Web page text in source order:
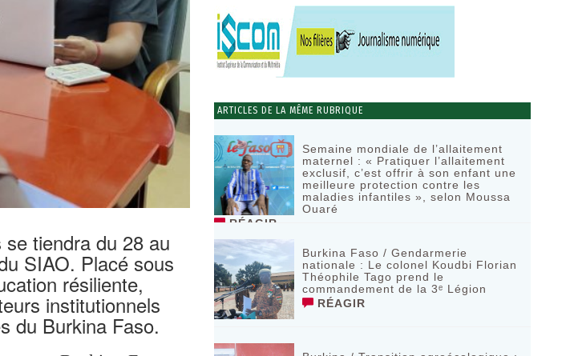
se tiendra du 28 au
SIAO. Placé sous
résiliente,
institutionnels
du Burkina Faso.
ARTICLES DE LA MÊME RUBRIQUE
Semaine mondiale de l’allaitement
maternel : « Pratiquer l’allaitement
exclusif, c’est offrir à son enfant une
meilleure protection contre les
maladies infantiles », selon Moussa
Ouaré
RÉAGIR
Burkina Faso / Gendarmerie
nationale : Le colonel Koudbi Florian
Théophile Tago prend le
commandement de la 3ᵉ Légion
RÉAGIR